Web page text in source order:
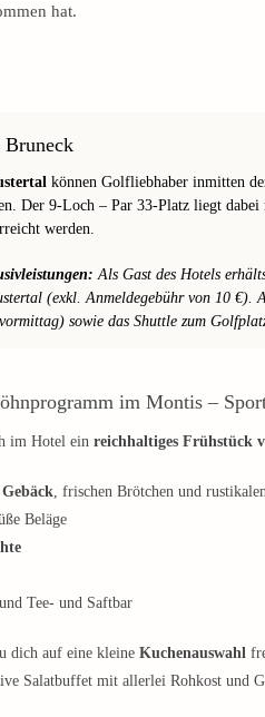
hat.
können Golfliebhaber inmitten
Der 9-Loch – Par 33-Platz liegt dabei
werden.
Als Gast des Hotels
(exkl. Anmeldegebühr von 10 €).
sowie das Shuttle zum
im Montis –
im Hotel ein reichhaltiges Frühstück
, frischen Brötchen und
Beläge
Tee- und Saftbar
dich auf eine kleine Kuchenauswahl
Salatbuffet mit allerlei Rohkost und